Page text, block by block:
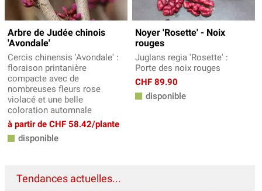
Arbre de Judée chinois
'Avondale'
Cercis chinensis 'Avondale' :
floraison printanière
compacte avec de
nombreuses fleurs rose
violacé et une belle
coloration automnale
à partir de CHF 58.42/plante
disponible
Noyer 'Rosette' - Noix
rouges
Juglans regia 'Rosette' :
Porte des noix rouges
CHF 89.90
disponible
Tendances actuelles...